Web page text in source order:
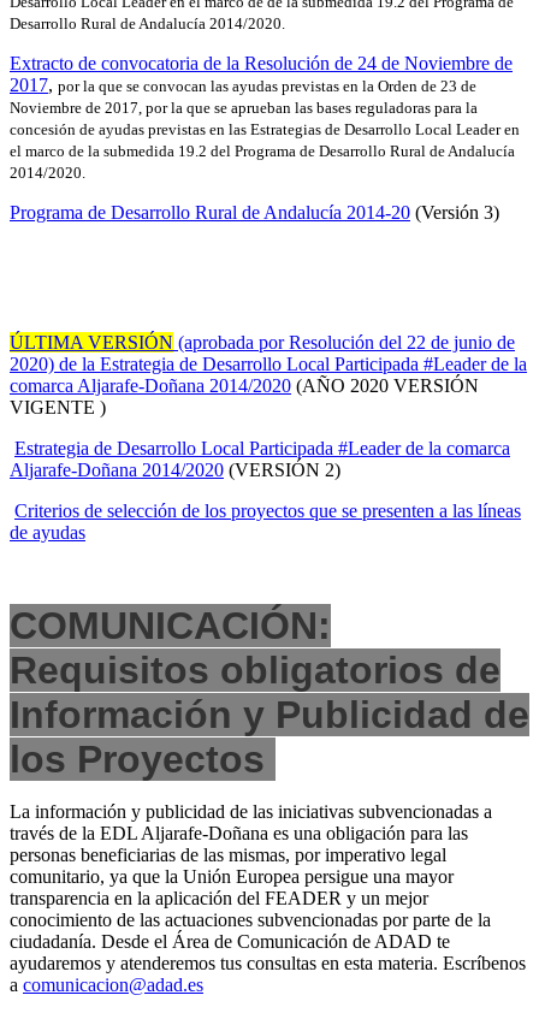
Desarrollo Rural de Andalucía 2014/2020.
Extracto de convocatoria de la Resolución de 24 de Noviembre de
2017, por la que se convocan las ayudas previstas en la Orden de 23 de
Noviembre de 2017, por la que se aprueban las bases reguladoras para la
concesión de ayudas previstas en las Estrategias de Desarrollo Local Leader en
el marco de la submedida 19.2 del Programa de Desarrollo Rural de Andalucía
2014/2020.
Programa de Desarrollo Rural de Andalucía 2014-20 (Versión 3)
ÚLTIMA VERSIÓN (aprobada por Resolución del 22 de junio de
2020) de la Estrategia de Desarrollo Local Participada #Leader de la
comarca Aljarafe-Doñana 2014/2020 (AÑO 2020 VERSIÓN
VIGENTE )
Estrategia de Desarrollo Local Participada #Leader de la comarca
Aljarafe-Doñana 2014/2020 (VERSIÓN 2)
Criterios de selección de los proyectos que se presenten a las líneas
de ayudas
COMUNICACIÓN:
Requisitos obligatorios de
Información y Publicidad de
los Proyectos
La información y publicidad de las iniciativas subvencionadas a
través de la EDL Aljarafe-Doñana es una obligación para las
personas beneficiarias de las mismas, por imperativo legal
comunitario, ya que la Unión Europea persigue una mayor
transparencia en la aplicación del FEADER y un mejor
conocimiento de las actuaciones subvencionadas por parte de la
ciudadanía. Desde el Área de Comunicación de ADAD te
ayudaremos y atenderemos tus consultas en esta materia. Escríbenos
a comunicacion@adad.es